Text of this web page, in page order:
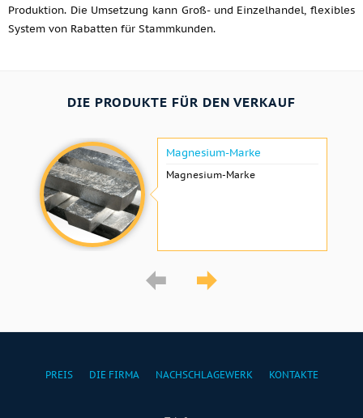
Produktion. Die Umsetzung kann Groß- und Einzelhandel, flexibles
System von Rabatten für Stammkunden.
DIE PRODUKTE FÜR DEN VERKAUF
Magnesium-Marke
Magnesium-Marke
PREIS DIE FIRMA NACHSCHLAGEWERK KONTAKTE